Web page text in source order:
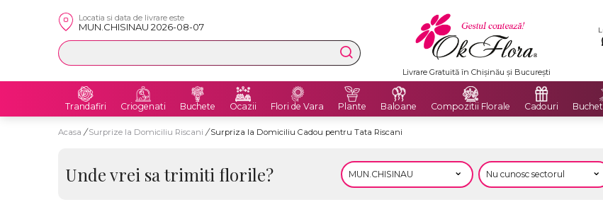
Locatia si data de livrare este
MUN.CHISINAU 2026-08-07
Livrare Gratuită în Chișinău și București
Trandafiri Criogenati Buchete Ocazii Flori de Vara Plante Baloane Compozitii Florale Cadouri
Acasa / Surprize la Domiciliu Riscani / Surpriza la Domiciliu Cadou pentru Tata Riscani
Unde vrei sa trimiti florile?